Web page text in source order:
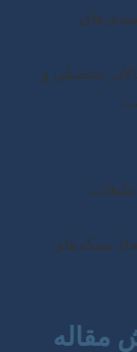
تحصیلی و
شبکه‌های
مقاله